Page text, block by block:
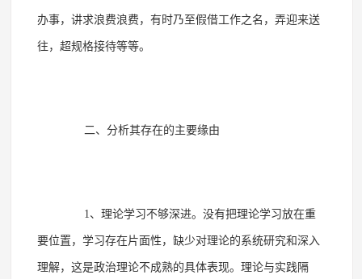
办事，讲求浪费浪费，有时乃至假借工作之名，弄迎来送
往，超规格接待等等。
二、分析其存在的主要缘由
1、理论学习不够深进。没有把理论学习放在重
要位置，学习存在片面性，缺少对理论的系统研究和深入
理解，这是政治理论不成熟的具体表现。理论与实践隔